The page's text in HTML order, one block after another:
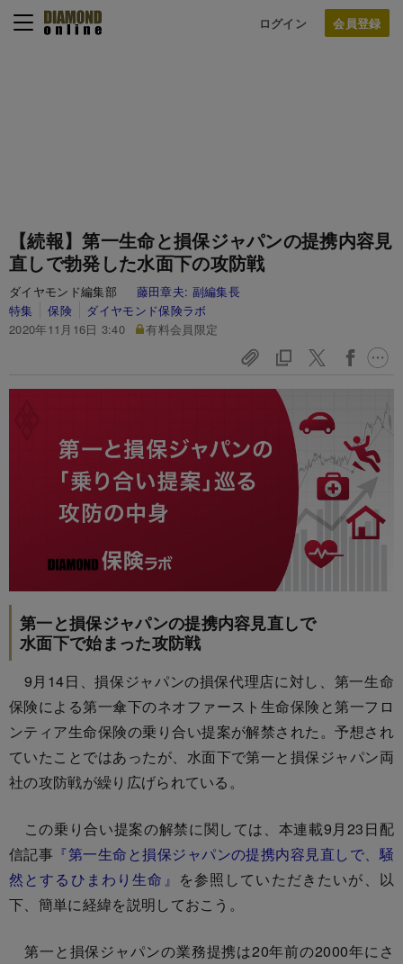
ログイン
【続報】第一生命と損保ジャパンの提携内容見
直しで勃発した水面下の攻防戦
ダイヤモンド編集部 藤田章夫: 副編集長
特集
保険
ダイヤモンド保険ラボ
2020年11月16日 3:40
有料会員限定
第一と損保ジャパンの提携内容見直しで
水面下で始まった攻防戦
9月14日、損保ジャパンの損保代理店に対し、第一生命
保険による第一傘下のネオファースト生命保険と第一フロ
ンティア生命保険の乗り合い提案が解禁された。予想され
ていたことではあったが、水面下で第一と損保ジャパン両
社の攻防戦が繰り広げられている。
この乗り合い提案の解禁に関しては、本連載9月23日配
信記事 『第一生命と損保ジャパンの提携内容見直しで、騒
然とするひまわり生命』 を参照していただきたいが、以
下、簡単に経緯を説明しておこう。
第一と損保ジャパンの業務提携は20年前の2000年にさ